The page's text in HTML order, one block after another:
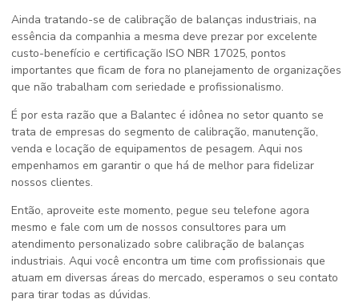
Ainda tratando-se de calibração de balanças industriais, na
essência da companhia a mesma deve prezar por excelente
custo-benefício e certificação ISO NBR 17025, pontos
importantes que ficam de fora no planejamento de organizações
que não trabalham com seriedade e profissionalismo.
É por esta razão que a Balantec é idônea no setor quanto se
trata de empresas do segmento de calibração, manutenção,
venda e locação de equipamentos de pesagem. Aqui nos
empenhamos em garantir o que há de melhor para fidelizar
nossos clientes.
Então, aproveite este momento, pegue seu telefone agora
mesmo e fale com um de nossos consultores para um
atendimento personalizado sobre calibração de balanças
industriais. Aqui você encontra um time com profissionais que
atuam em diversas áreas do mercado, esperamos o seu contato
para tirar todas as dúvidas.